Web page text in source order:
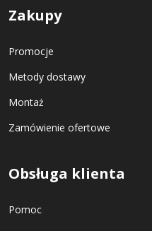
Zakupy
Promocje
Metody dostawy
Montaż
Zamówienie ofertowe
Obsługa klienta
Pomoc